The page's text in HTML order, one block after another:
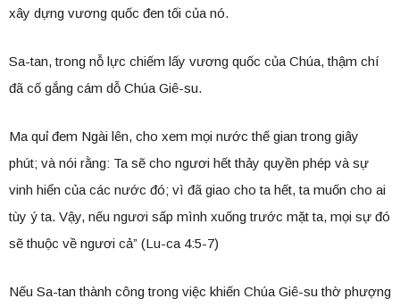
xây dựng vương quốc đen tối của nó.
Sa-tan, trong nỗ lực chiếm lấy vương quốc của Chúa, thậm chí
đã cố gắng cám dỗ Chúa Giê-su.
Ma quỉ đem Ngài lên, cho xem mọi nước thế gian trong giây
phút; và nói rằng: Ta sẽ cho ngươi hết thảy quyền phép và sự
vinh hiển của các nước đó; vì đã giao cho ta hết, ta muốn cho ai
tùy ý ta. Vậy, nếu ngươi sấp mình xuống trước mặt ta, mọi sự đó
sẽ thuộc về ngươi cả” (Lu-ca 4:5-7)
Nếu Sa-tan thành công trong việc khiến Chúa Giê-su thờ phượng